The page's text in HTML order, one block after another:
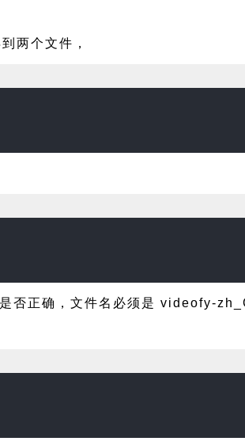
两个文件，
否正确，文件名必须是 videofy-